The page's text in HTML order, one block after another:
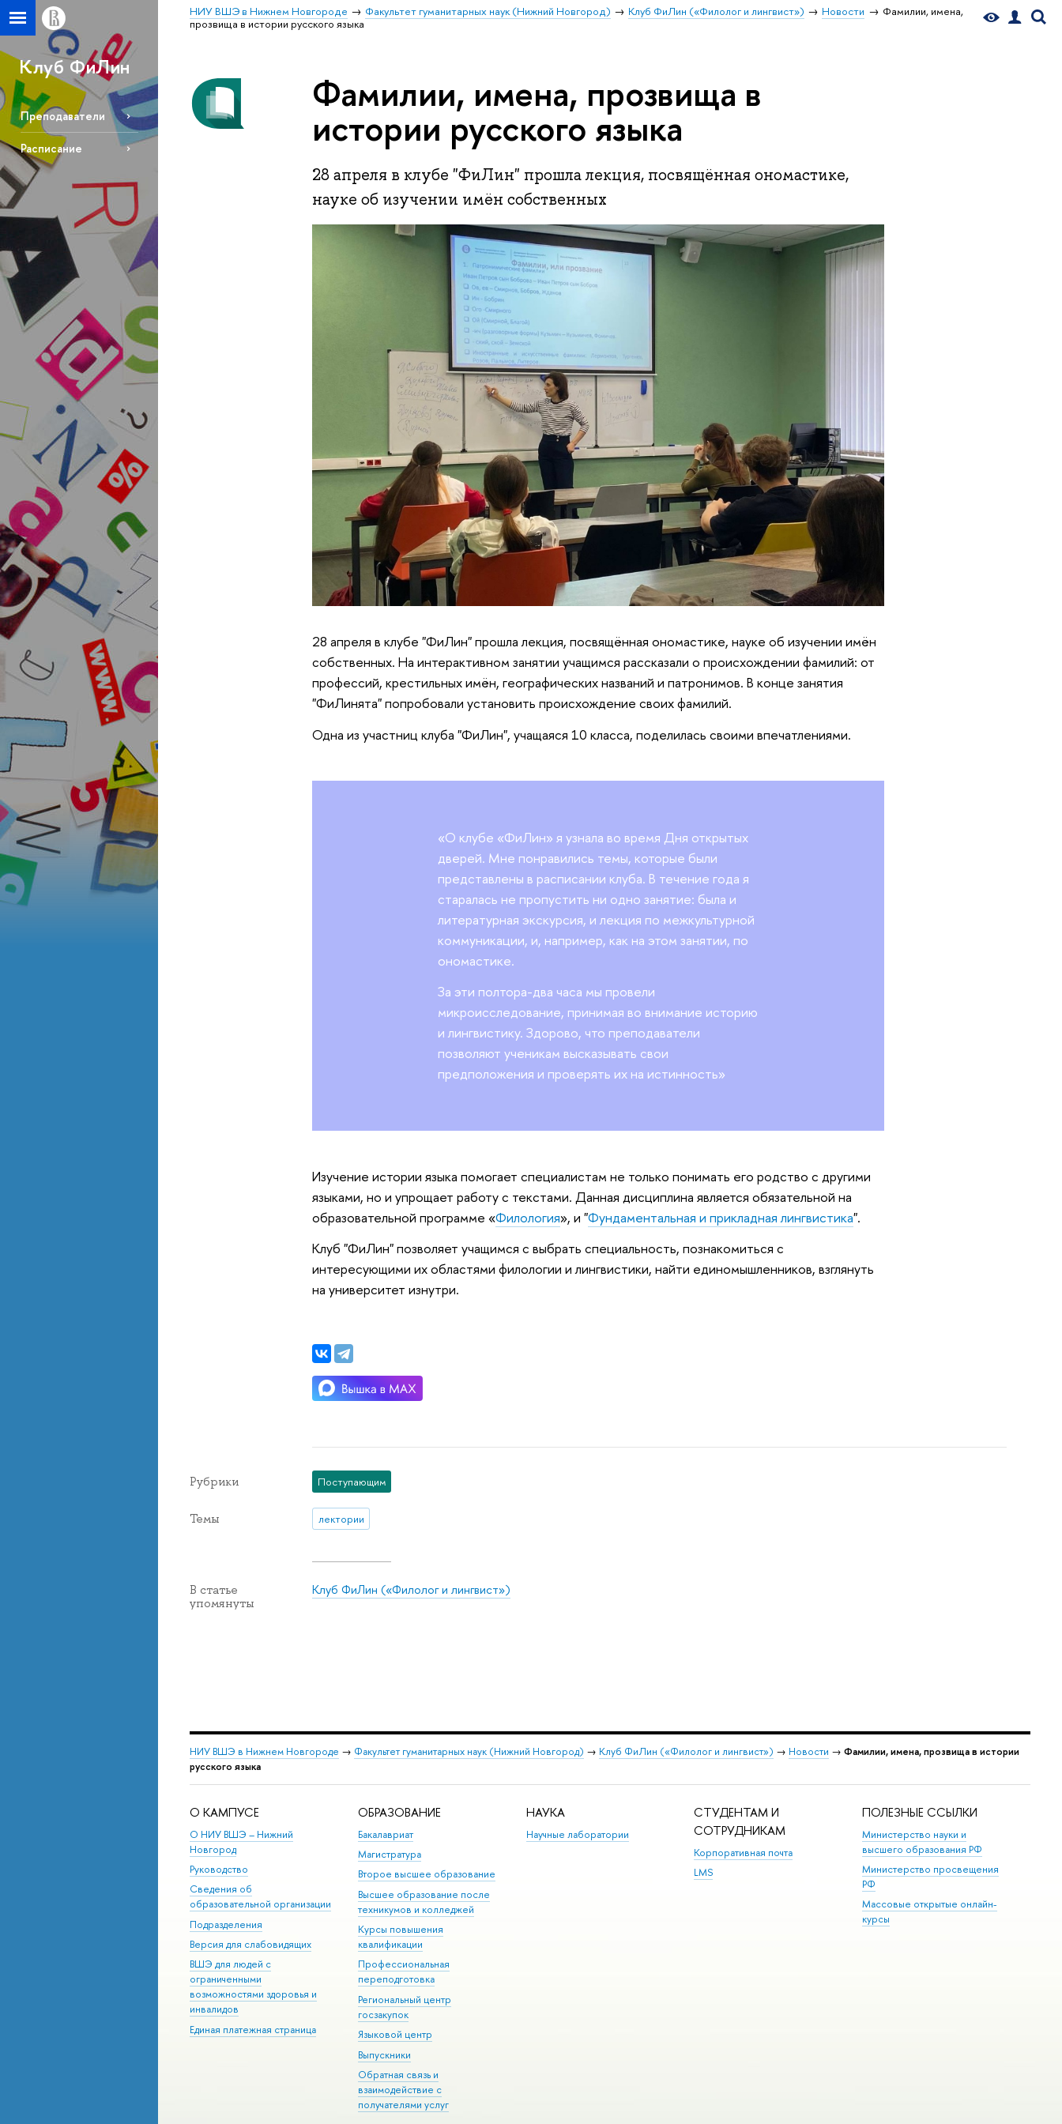
НИУ ВШЭ в Нижнем Новгороде Факультет гуманитарных наук (Нижний Новгород) Клуб ФиЛин («Филолог и лингвист») Новости
Фамилии, имена,
прозвища в истории русского языка
Клуб ФиЛин
Преподаватели
Расписание
Фамилии, имена, прозвища в
истории русского языка
28 апреля в клубе "ФиЛин" прошла лекция, посвящённая ономастике,
науке об изучении имён собственных
28 апреля в клубе "ФиЛин" прошла лекция, посвящённая ономастике, науке об изучении имён
собственных. На интерактивном занятии учащимся рассказали о происхождении фамилий: от
профессий, крестильных имён, географических названий и патронимов. В конце занятия
"ФиЛинята" попробовали установить происхождение своих фамилий.
Одна из участниц клуба "ФиЛин", учащаяся 10 класса, поделилась своими впечатлениями.
«О клубе «ФиЛин» я узнала во время Дня открытых
дверей. Мне понравились темы, которые были
представлены в расписании клуба. В течение года я
старалась не пропустить ни одно занятие: была и
литературная экскурсия, и лекция по межкультурной
коммуникации, и, например, как на этом занятии, по
ономастике.
За эти полтора-два часа мы провели
микроисследование, принимая во внимание историю
и лингвистику. Здорово, что преподаватели
позволяют ученикам высказывать свои
предположения и проверять их на истинность»
Изучение истории языка помогает специалистам не только понимать его родство с другими
языками, но и упрощает работу с текстами. Данная дисциплина является обязательной на
образовательной программе «Филология», и "Фундаментальная и прикладная лингвистика".
Клуб "ФиЛин" позволяет учащимся с выбрать специальность, познакомиться с
интересующими их областями филологии и лингвистики, найти единомышленников, взглянуть
на университет изнутри.
Рубрики Поступающим
Темы лектории
В статье
упомянуты
Клуб ФиЛин («Филолог и лингвист»)
НИУ ВШЭ в Нижнем Новгороде → Факультет гуманитарных наук (Нижний Новгород) → Клуб ФиЛин («Филолог и лингвист») → Новости → Фамилии, имена, прозвища в истории
русского языка
О КАМПУСЕ
О НИУ ВШЭ – Нижний
Новгород
Руководство
Сведения об
образовательной организации
Подразделения
Версия для слабовидящих
ВШЭ для людей с
ограниченными
возможностями здоровья и
инвалидов
Единая платежная страница
ОБРАЗОВАНИЕ
Бакалавриат
Магистратура
Второе высшее образование
Высшее образование после
техникумов и колледжей
Курсы повышения
квалификации
Профессиональная
переподготовка
Региональный центр
госзакупок
Языковой центр
Выпускники
Обратная связь и
взаимодействие с
получателями услуг
НАУКА
Научные лаборатории
СТУДЕНТАМ И
СОТРУДНИКАМ
Корпоративная почта
LMS
ПОЛЕЗНЫЕ ССЫЛКИ
Министерство науки и
высшего образования РФ
Министерство просвещения
РФ
Массовые открытые онлайн-
курсы